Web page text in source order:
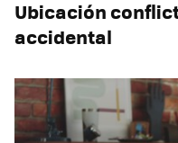
Ubicación
accidental